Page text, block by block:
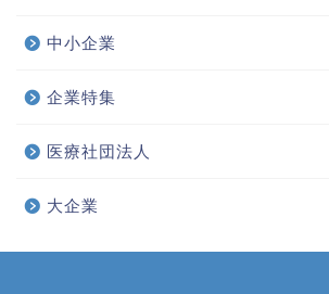
中小企業
企業特集
医療社団法人
大企業